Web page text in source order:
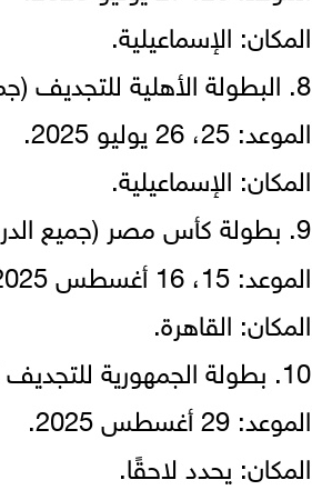
المكان: الإسماعيلية.
8. البطولة الأهلية للتجديف (جميع الدرجات):
الموعد: 25، 26 يوليو 2025.
المكان: الإسماعيلية.
9. بطولة كأس مصر (جميع الدرجات):
الموعد: 15، 16 أغسطس 2025.
المكان: القاهرة.
10. بطولة الجمهورية للتجديف الشاطئي:
الموعد: 29 أغسطس 2025.
المكان: يحدد لاحقًا.